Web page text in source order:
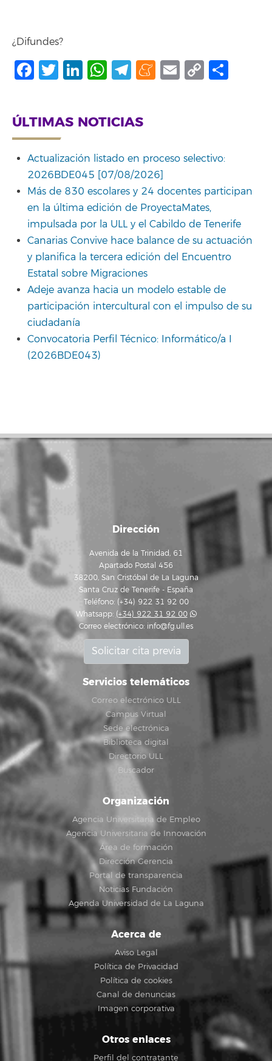
¿Difundes?
Facebook
Twitter
LinkedIn
WhatsApp
Telegram
Meneame
Email
Copy
ÚLTIMAS NOTICIAS
Actualización listado en proceso selectivo:
2026BDE045 [07/08/2026]
Más de 830 escolares y 24 docentes participan
en la última edición de ProyectaMates,
impulsada por la ULL y el Cabildo de Tenerife
Canarias Convive hace balance de su actuación
y planifica la tercera edición del Encuentro
Estatal sobre Migraciones
Adeje avanza hacia un modelo estable de
participación intercultural con el impulso de su
ciudadanía
Convocatoria Perfil Técnico: Informático/a I
(2026BDE043)
Dirección
Avenida de la Trinidad, 61
Apartado Postal 456
38200, San Cristóbal de La Laguna
Santa Cruz de Tenerife - España
Teléfono: (+34) 922 31 92 00
Whatsapp: (+34) 922 31 92 00
Correo electrónico: info@fg.ull.es
Solicitar cita previa
Servicios telemáticos
Correo electrónico ULL
Campus Virtual
Sede electrónica
Biblioteca digital
Directorio ULL
Buscador
Organización
Agencia Universitaria de Empleo
Agencia Universitaria de Innovación
Área de formación
Dirección Gerencia
Portal de transparencia
Noticias Fundación
Agenda Universidad de La Laguna
Acerca de
Aviso Legal
Política de Privacidad
Política de cookies
Canal de denuncias
Imagen corporativa
Otros enlaces
Perfil del contratante